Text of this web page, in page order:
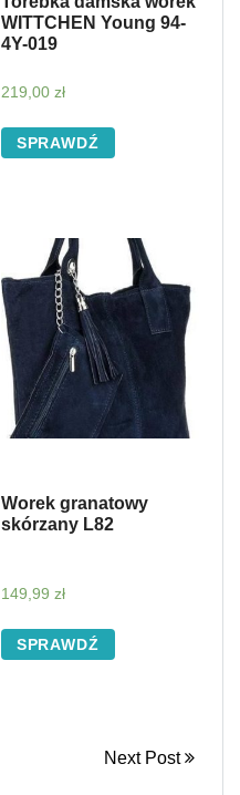
WITTCHEN Young 94-
4Y-019
219,00 zł
SPRAWDŹ
Worek granatowy
skórzany L82
149,99 zł
SPRAWDŹ
Next Post